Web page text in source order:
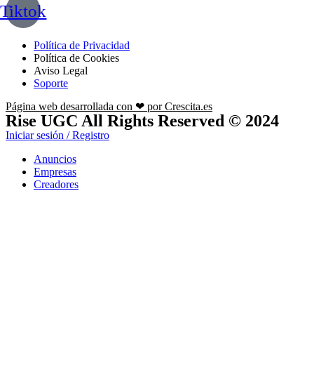
Tiktok
Política de Privacidad
Política de Cookies
Aviso Legal
Soporte
Página web desarrollada con ❤ por Crescita.es
Rise UGC All Rights Reserved © 2024
Iniciar sesión / Registro
Anuncios
Empresas
Creadores